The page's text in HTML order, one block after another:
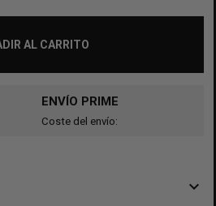
AL CARRITO
ENVÍO PRIME
Coste del envío:
navigate_before